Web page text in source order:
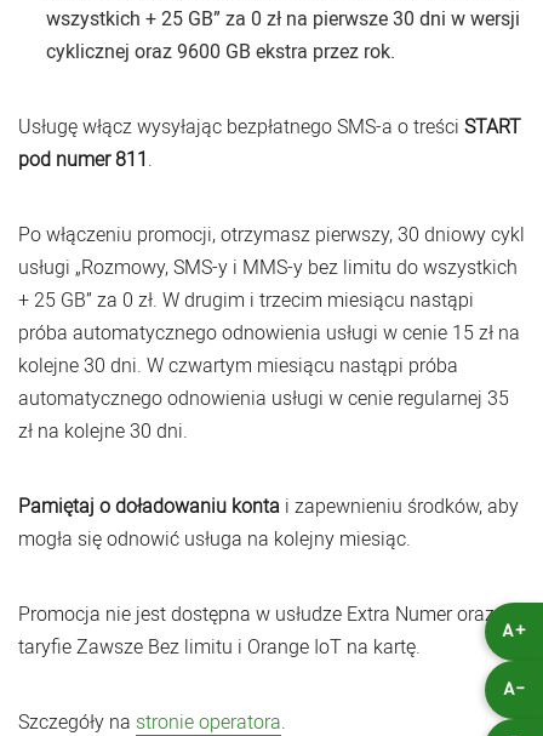
A+
A-
wszystkich + 25 GB” za 0 zł na pierwsze 30 dni w wersji
cyklicznej oraz 9600 GB ekstra przez rok.
Usługę włącz wysyłając bezpłatnego SMS-a o treści START
pod numer 811.
Po włączeniu promocji, otrzymasz pierwszy, 30 dniowy cykl
usługi „Rozmowy, SMS-y i MMS-y bez limitu do wszystkich
+ 25 GB” za 0 zł. W drugim i trzecim miesiącu nastąpi
próba automatycznego odnowienia usługi w cenie 15 zł na
kolejne 30 dni. W czwartym miesiącu nastąpi próba
automatycznego odnowienia usługi w cenie regularnej 35
zł na kolejne 30 dni.
Pamiętaj o doładowaniu konta i zapewnieniu środków, aby
mogła się odnowić usługa na kolejny miesiąc.
Promocja nie jest dostępna w usłudze Extra Numer oraz w
taryfie Zawsze Bez limitu i Orange IoT na kartę.
Szczegóły na stronie operatora.